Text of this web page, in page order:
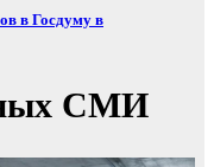
в Госдуму в